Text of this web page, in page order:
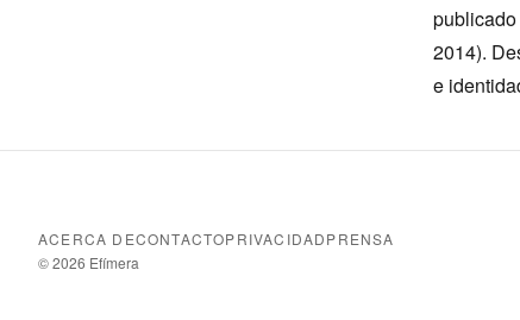
2014).
e
ACERCA DECONTACTOPRIVACIDADPRENSA
© 2026 Efímera